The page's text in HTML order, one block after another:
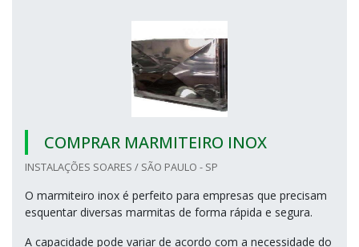
COMPRAR MARMITEIRO INOX
INSTALAÇÕES SOARES / SÃO PAULO - SP
O marmiteiro inox é perfeito para empresas que precisam
esquentar diversas marmitas de forma rápida e segura.
A capacidade pode variar de acordo com a necessidade do